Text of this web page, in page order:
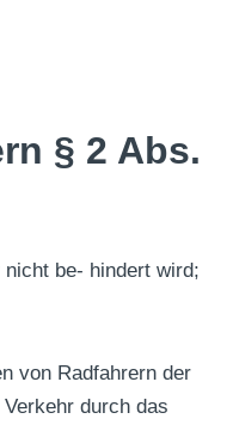
§ 2 Abs.
nicht be- hindert wird;
von Radfahrern der
durch das